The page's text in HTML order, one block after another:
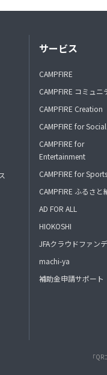
サービス
CAMPFIRE
CAMPFIRE コミュニ
CAMPFIRE Creation
CAMPFIRE for
CAMPFIRE for
Entertainment
CAMPFIRE for Sports
CAMPFIRE ふるさと
AD FOR ALL
HIOKOSHI
JFAクラウドファン
machi-ya
補助金申請サポート
「